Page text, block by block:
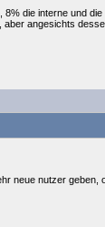
die interne und
angesichts
neue nutzer geben,